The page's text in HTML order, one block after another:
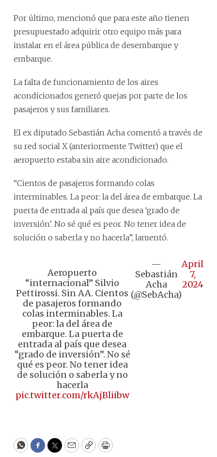
Por último, mencionó que para este año tienen
presupuestado adquirir otro equipo más para
instalar en el área pública de desembarque y
embarque.
La falta de funcionamiento de los aires
acondicionados generó quejas por parte de los
pasajeros y sus familiares.
El ex diputado Sebastián Acha comentó a través de
su red social X (anteriormente Twitter) que el
aeropuerto estaba sin aire acondicionado.
“Cientos de pasajeros formando colas
interminables. La peor: la del área de embarque. La
puerta de entrada al país que desea ‘grado de
inversión’. No sé qué es peor. No tener idea de
solución o saberla y no hacerla”, lamentó.
Aeropuerto
“internacional” Silvio
Pettirossi. Sin AA. Cientos
de pasajeros formando
colas interminables. La
peor: la del área de
embarque. La puerta de
entrada al país que desea
“grado de inversión”. No sé
qué es peor. No tener idea
de solución o saberla y no
hacerla
pic.twitter.com/rkAjBliibw
—
Sebastián
Acha
(@SebAcha)
April
7,
2024
WhatsApp
Facebook
Twitter
EmailCopyPrint